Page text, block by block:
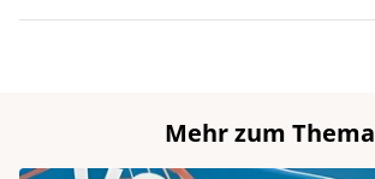
Mehr zum Thema